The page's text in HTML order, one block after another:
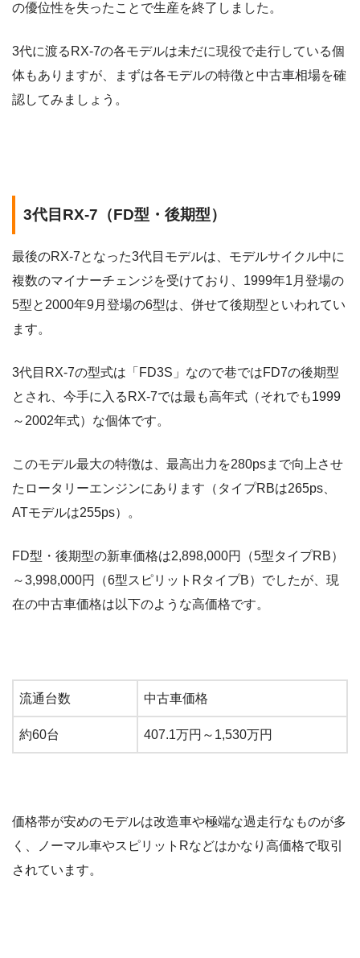
の優位性を失ったことで生産を終了しました。
3代に渡るRX-7の各モデルは未だに現役で走行している個
体もありますが、まずは各モデルの特徴と中古車相場を確
認してみましょう。
3代目RX-7（FD型・後期型）
最後のRX-7となった3代目モデルは、モデルサイクル中に
複数のマイナーチェンジを受けており、1999年1月登場の
5型と2000年9月登場の6型は、併せて後期型といわれてい
ます。
3代目RX-7の型式は「FD3S」なので巷ではFD7の後期型
とされ、今手に入るRX-7では最も高年式（それでも1999
～2002年式）な個体です。
このモデル最大の特徴は、最高出力を280psまで向上させ
たロータリーエンジンにあります（タイプRBは265ps、
ATモデルは255ps）。
FD型・後期型の新車価格は2,898,000円（5型タイプRB）
～3,998,000円（6型スピリットRタイプB）でしたが、現
在の中古車価格は以下のような高価格です。
流通台数 中古車価格
約60台 407.1万円～1,530万円
価格帯が安めのモデルは改造車や極端な過走行なものが多
く、ノーマル車やスピリットRなどはかなり高価格で取引
されています。